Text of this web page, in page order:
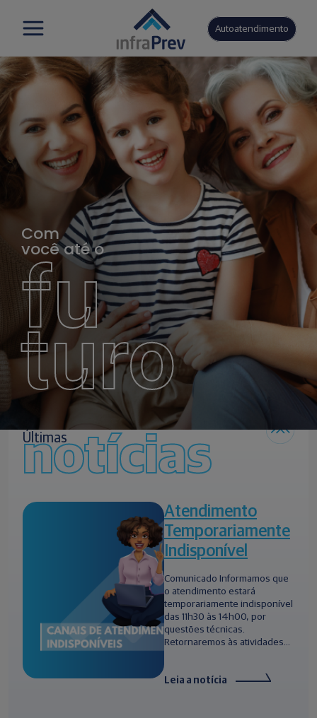
Autoatendimento
Com
você até o
fu
turo
Últimas
notícias
Atendimento
Temporariamente
Indisponível
Comunicado Informamos que
o atendimento estará
temporariamente indisponível
das 11h30 às 14h00, por
questões técnicas.
Retornaremos às atividades...
Leia a notícia